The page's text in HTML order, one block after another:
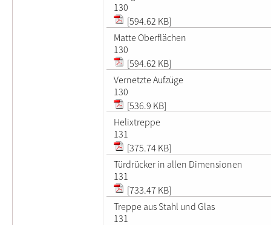
130
[594.62 KB]
Matte Oberflächen
130
[594.62 KB]
Vernetzte Aufzüge
130
[536.9 KB]
Helixtreppe
131
[375.74 KB]
Türdrücker in allen Dimensionen
131
[733.47 KB]
Treppe aus Stahl und Glas
131